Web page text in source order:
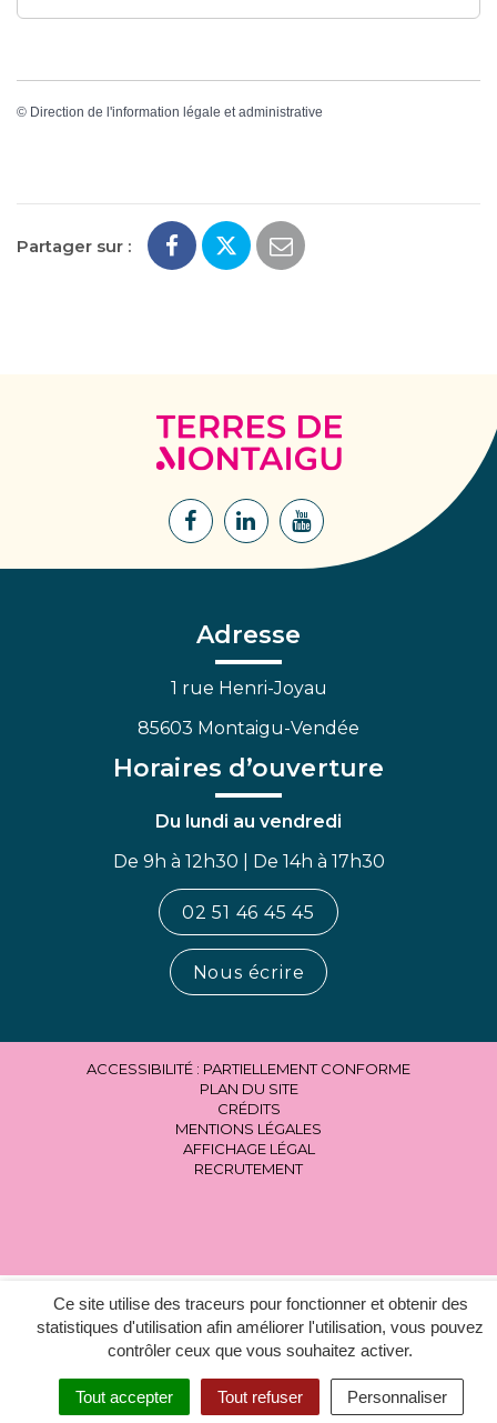
Ce site utilise des traceurs pour fonctionner et obtenir des
statistiques d'utilisation afin améliorer l'utilisation, vous pouvez
contrôler ceux que vous souhaitez activer.
Tout accepter Tout refuser Personnaliser
MENU RECHERCHER EN 1 CLIC ACCESSIBILITÉ
© Direction de l'information légale et administrative
Partager sur :
Terres
de
Lien
Facebook
Lien
Linkedin
Lien
Adresse
1 rue Henri-Joyau
85603 Montaigu-Vendée
Horaires d’ouverture
Du lundi au vendredi
De 9h à 12h30 | De 14h à 17h30
02 51 46 45 45
Nous écrire
ACCESSIBILITÉ : PARTIELLEMENT CONFORME
PLAN DU SITE
CRÉDITS
MENTIONS LÉGALES
AFFICHAGE LÉGAL
RECRUTEMENT